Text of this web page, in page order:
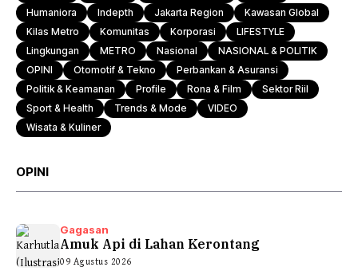
Humaniora
Indepth Jakarta Region
Kawasan Global
Kilas Metro
Komunitas Korporasi
LIFESTYLE
Lingkungan
METRO Nasional
NASIONAL & POLITIK
OPINI
Otomotif & Tekno
Perbankan & Asuransi
Politik & Keamanan
Profile Rona & Film
Sektor Riil
Sport & Health
Trends & Mode
VIDEO
Wisata & Kuliner
OPINI
Gagasan
Amuk Api di Lahan Kerontang
09 Agustus 2026